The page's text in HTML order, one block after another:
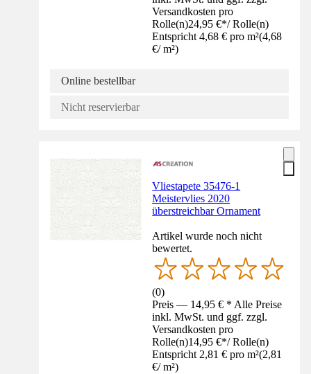
Versandkosten pro
Rolle(n)24,95 €*/ Rolle(n)
Entspricht 4,68 € pro m²(4,68
€/ m²)
Online bestellbar
Nicht reservierbar
Vliestapete 35476-1
Meistervlies 2020
überstreichbar Ornament
Artikel wurde noch nicht
bewertet.
(0)
Preis — 14,95 € * Alle Preise
inkl. MwSt. und ggf. zzgl.
Versandkosten pro
Rolle(n)14,95 €*/ Rolle(n)
Entspricht 2,81 € pro m²(2,81
€/ m²)